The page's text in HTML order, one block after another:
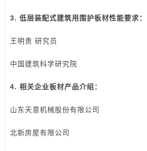
3. 低层装配式建筑用围护板材性能要求：
王明贵 研究员
中国建筑科学研究院
4. 相关企业板材产品介绍：
山东天意机械股份有限公司
北新房屋有限公司